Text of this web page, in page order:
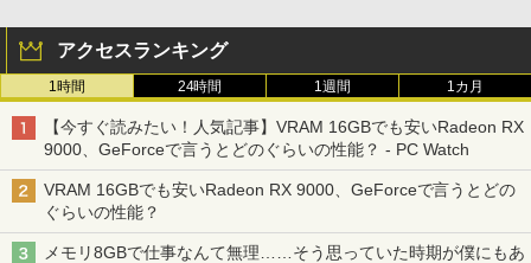
アクセスランキング
1時間 24時間 1週間 1カ月
【今すぐ読みたい！人気記事】VRAM 16GBでも安いRadeon RX
9000、GeForceで言うとどのぐらいの性能？ - PC Watch
VRAM 16GBでも安いRadeon RX 9000、GeForceで言うとどの
ぐらいの性能？
メモリ8GBで仕事なんて無理……そう思っていた時期が僕にもあ